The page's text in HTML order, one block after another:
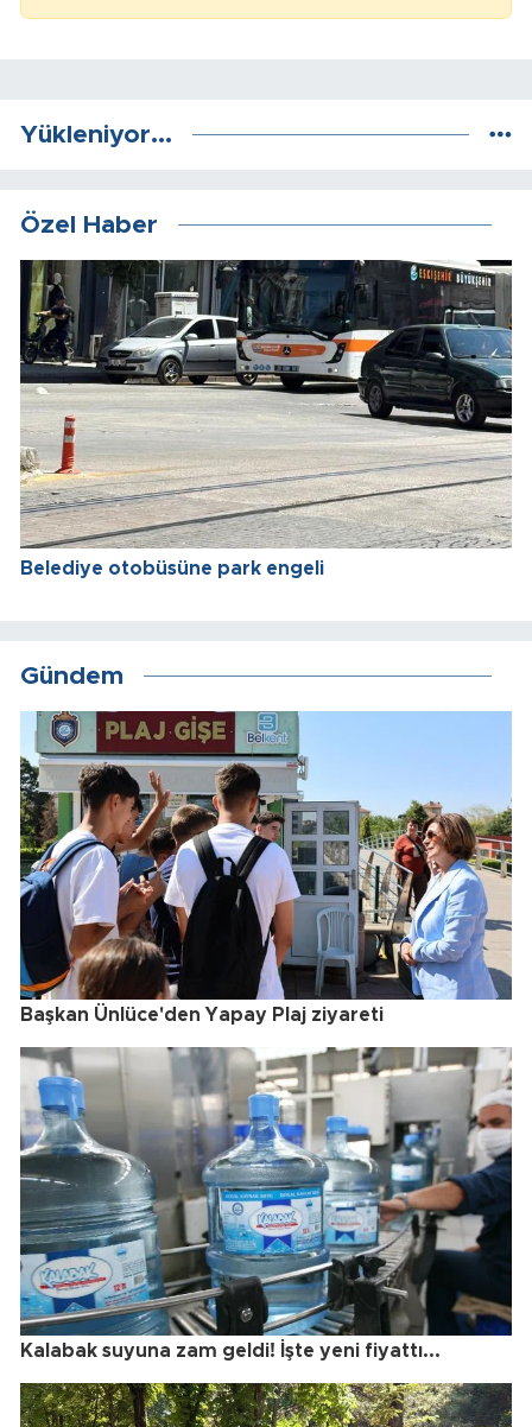
Yükleniyor...
Özel Haber
Belediye otobüsüne park engeli
Gündem
Başkan Ünlüce'den Yapay Plaj ziyareti
Kalabak suyuna zam geldi! İşte yeni fiyattı...